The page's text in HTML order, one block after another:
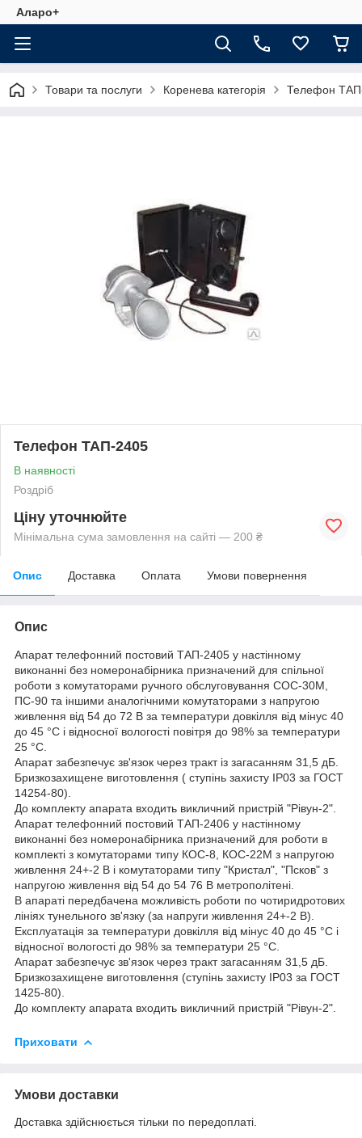
Аларо+
Товари та послуги Коренева категорія Телефон
Телефон ТАП-2405
В наявності
Роздріб
Ціну уточнюйте
Мінімальна сума замовлення на сайті — 200 ₴
Опис Доставка Оплата Умови повернення
Опис
Апарат телефонний постовий ТАП-2405 у настінному
виконанні без номеронабірника призначений для спільної
роботи з комутаторами ручного обслуговування СОС-30М,
ПС-90 та іншими аналогічними комутаторами з напругою
живлення від 54 до 72 В за температури довкілля від мінус 40
до 45 °C і відносної вологості повітря до 98% за температури
25 °C.
Апарат забезпечує зв'язок через тракт із загасанням 31,5 дБ.
Бризкозахищене виготовлення ( ступінь захисту IP03 за ГОСТ
14254-80).
До комплекту апарата входить викличний пристрій "Рівун-2".
Апарат телефонний постовий ТАП-2406 у настінному
виконанні без номеронабірника призначений для роботи в
комплекті з комутаторами типу КОС-8, КОС-22М з напругою
живлення 24+-2 В і комутаторами типу "Кристал", "Псков" з
напругою живлення від 54 до 54 76 В метрополітені.
В апараті передбачена можливість роботи по чотиридротових
лініях тунельного зв'язку (за напруги живлення 24+-2 В).
Експлуатація за температури довкілля від мінус 40 до 45 °C і
відносної вологості до 98% за температури 25 °C.
Апарат забезпечує зв'язок через тракт загасанням 31,5 дБ.
Бризкозахищене виготовлення (ступінь захисту IP03 за ГОСТ
1425-80).
До комплекту апарата входить викличний пристрій "Рівун-2".
Приховати
Умови доставки
Доставка здійснюється тільки по передоплаті.